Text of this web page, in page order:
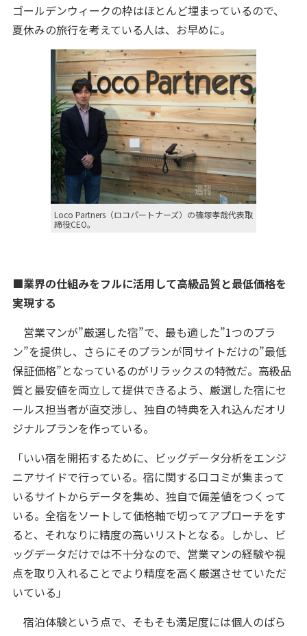
ゴールデンウィークの枠はほとんど埋まっているので、
夏休みの旅行を考えている人は、お早めに。
Loco Partners（ロコパートナーズ）の篠塚孝哉代表取
締役CEO。
■業界の仕組みをフルに活用して高級品質と最低価格を
実現する
営業マンが”厳選した宿”で、最も適した”1つのプラ
ン”を提供し、さらにそのプランが同サイトだけの”最低
保証価格”となっているのがリラックスの特徴だ。高級品
質と最安値を両立して提供できるよう、厳選した宿にセ
ールス担当者が直交渉し、独自の特典を入れ込んだオリ
ジナルプランを作っている。
「いい宿を開拓するために、ビッグデータ分析をエンジ
ニアサイドで行っている。宿に関する口コミが集まって
いるサイトからデータを集め、独自で偏差値をつくって
いる。全宿をソートして価格軸で切ってアプローチをす
ると、それなりに精度の高いリストとなる。しかし、ビ
ッグデータだけでは不十分なので、営業マンの経験や視
点を取り入れることでより精度を高く厳選させていただ
いている」
宿泊体験という点で、そもそも満足度には個人のばら